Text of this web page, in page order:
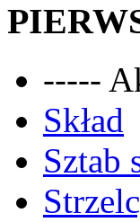
-----
Skład
Sztab